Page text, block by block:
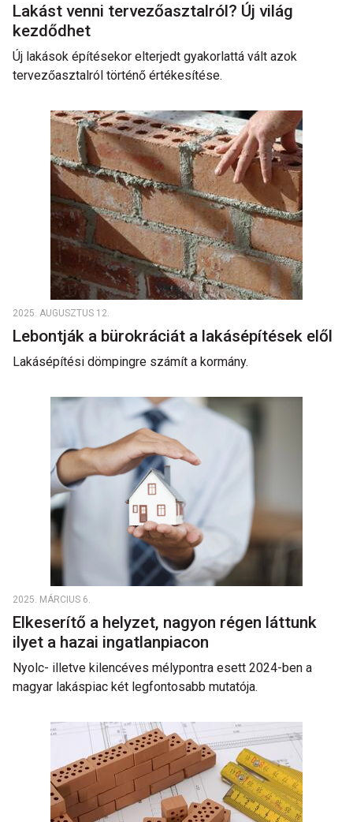
Lakást venni tervezőasztalról? Új világ
kezdődhet
Új lakások építésekor elterjedt gyakorlattá vált azok
tervezőasztalról történő értékesítése.
2025. AUGUSZTUS 12.
Lebontják a bürokráciát a lakásépítések elől
Lakásépítési dömpingre számít a kormány.
2025. MÁRCIUS 6.
Elkeserítő a helyzet, nagyon régen láttunk
ilyet a hazai ingatlanpiacon
Nyolc- illetve kilencéves mélypontra esett 2024-ben a
magyar lakáspiac két legfontosabb mutatója.